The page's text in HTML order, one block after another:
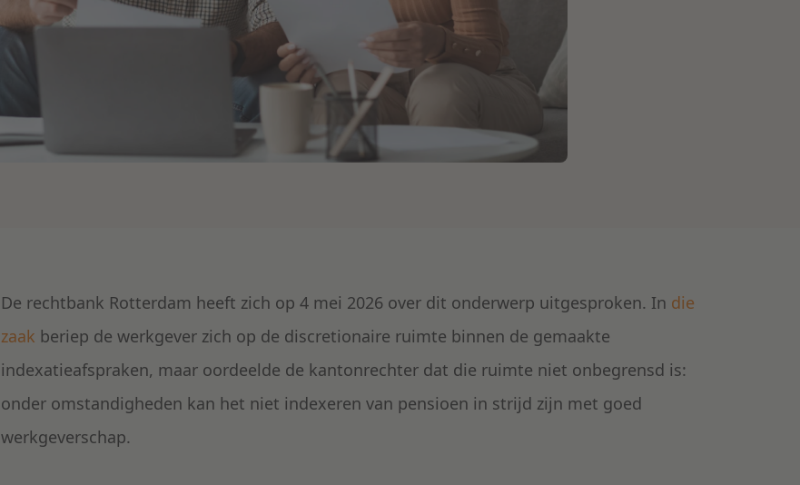
De rechtbank Rotterdam heeft zich op 4 mei 2026 over dit onderwerp uitgesproken. In die
zaak beriep de werkgever zich op de discretionaire ruimte binnen de gemaakte
indexatieafspraken, maar oordeelde de kantonrechter dat die ruimte niet onbegrensd is:
onder omstandigheden kan het niet indexeren van pensioen in strijd zijn met goed
werkgeverschap.